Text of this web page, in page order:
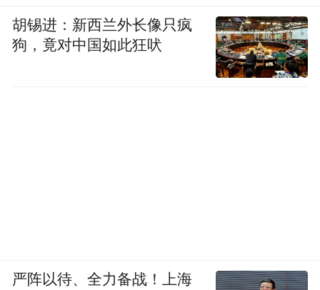
胡锡进：新西兰外长像只疯
狗，竟对中国如此狂吠
严阵以待、全力备战！上海